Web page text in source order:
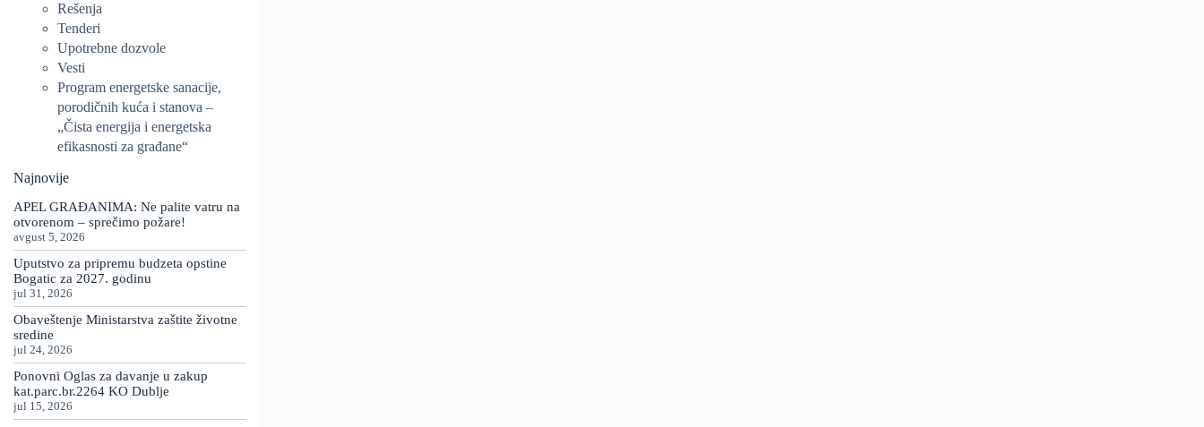
Rešenja
Tenderi
Upotrebne dozvole
Vesti
Program energetske sanacije,
porodičnih kuća i stanova –
„Čista energija i energetska
efikasnosti za građane“
Najnovije
APEL GRAĐANIMA: Ne palite vatru na
otvorenom – sprečimo požare!
avgust 5, 2026
Uputstvo za pripremu budzeta opstine
Bogatic za 2027. godinu
jul 31, 2026
Obaveštenje Ministarstva zaštite životne
sredine
jul 24, 2026
Ponovni Oglas za davanje u zakup
kat.parc.br.2264 KO Dublje
jul 15, 2026